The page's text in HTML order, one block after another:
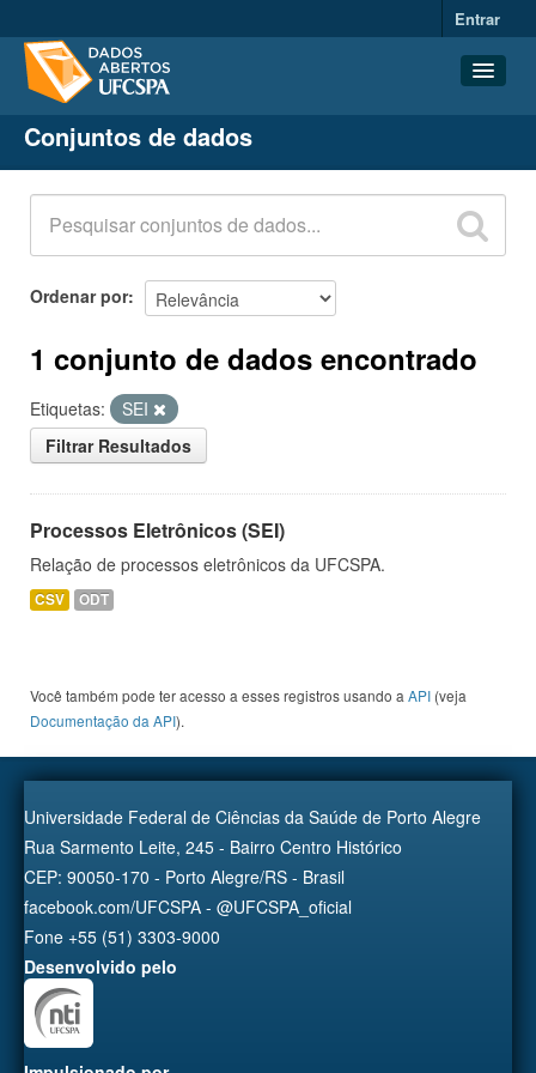
Entrar
Conjuntos de dados
Organizações
Grupos
Sobre
Conjuntos de dados
Ordenar por
1 conjunto de dados encontrado
Etiquetas:
SEI
Filtrar Resultados
Processos Eletrônicos (SEI)
Relação de processos eletrônicos da UFCSPA.
CSV ODT
Você também pode ter acesso a esses registros usando a API (veja
Documentação da API).
Universidade Federal de Ciências da Saúde de Porto Alegre
Rua Sarmento Leite, 245 - Bairro Centro Histórico
CEP: 90050-170 - Porto Alegre/RS - Brasil
facebook.com/UFCSPA - @UFCSPA_oficial
Fone +55 (51) 3303-9000
Desenvolvido pelo